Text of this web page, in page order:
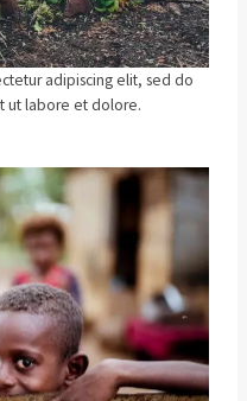
adipiscing elit, sed do
ut labore et dolore.